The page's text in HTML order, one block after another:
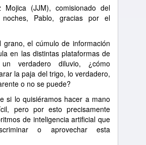
Mojica (JJM), comisionado del
noches, Pablo, gracias por el
grano, el cúmulo de información
en las distintas plataformas de
verdadero diluvio, ¿cómo
la paja del trigo, lo verdadero,
o no se puede?
si lo quisiéramos hacer a mano
pero por esto precisamente
de inteligencia artificial que
o aprovechar esta